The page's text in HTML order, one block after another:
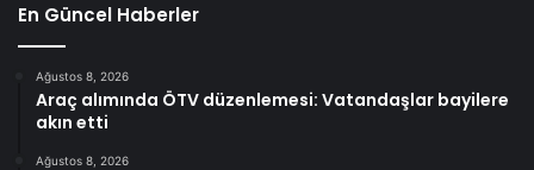
En Güncel Haberler
Ağustos 8, 2026
Araç alımında ÖTV düzenlemesi: Vatandaşlar bayilere
akın etti
Ağustos 8, 2026